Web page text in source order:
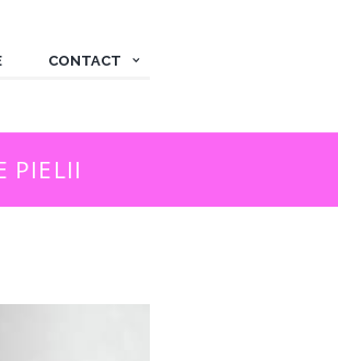
CONTACT
PIELII